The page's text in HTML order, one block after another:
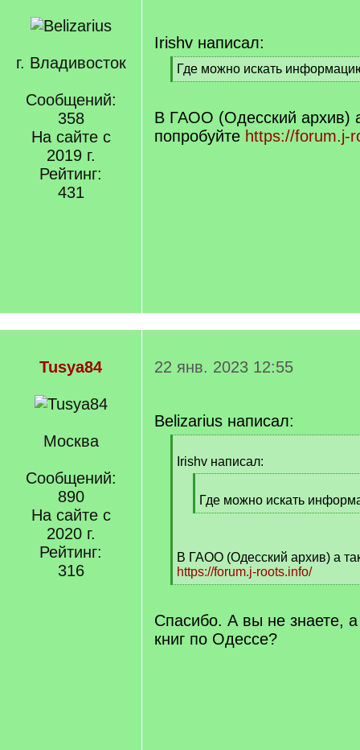
г. Владивосток
Сообщений:
358
На сайте с
2019 г.
Рейтинг:
431
Irishv написал:
[
q
Где можно искать
[
q
]
В ГАОО (Одесский архив)
попробуйте https://forum.j-
Tusya84
Москва
Сообщений:
890
На сайте с
2020 г.
Рейтинг:
316
22 янв. 2023 12:55
Belizarius написал:
qIrishv написал:
q
]
Где можно искать
[
]
В ГАОО (Одесский архив) а
https://forum.j-roots.info/
[
q
]
Спасибо. А вы не знаете,
книг по Одессе?